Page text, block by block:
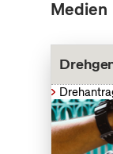
Medien